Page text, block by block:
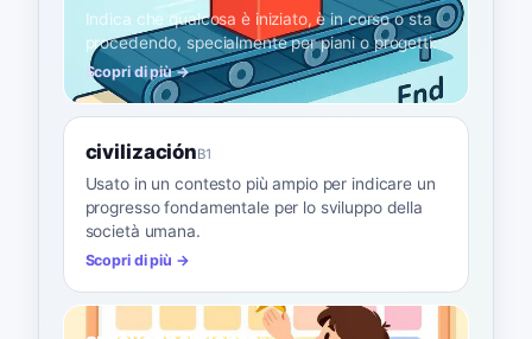
Indica che qualcosa è iniziato, è in corso o sta
procedendo, specialmente per piani o progetti.
Scopri di più →
civilizaciónB1
Usato in un contesto più ampio per indicare un
progresso fondamentale per lo sviluppo della
società umana.
Scopri di più →